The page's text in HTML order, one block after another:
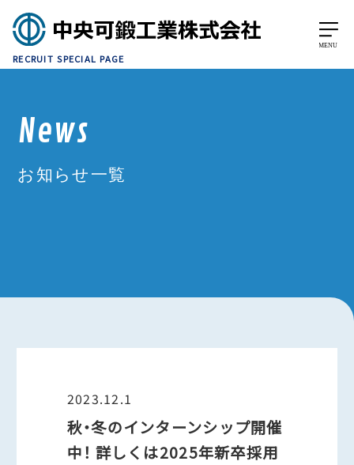
RECRUIT SPECIAL PAGE
News
お知らせ一覧
2023.12.1
秋・冬のインターンシップ開催
中！ 詳しくは2025年新卒採用